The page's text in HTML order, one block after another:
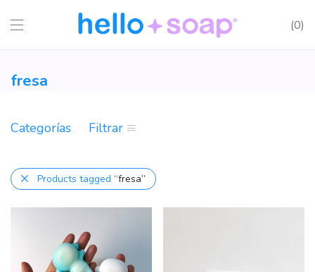
0
fresa
Categorías Filtrar
Products tagged “fresa”